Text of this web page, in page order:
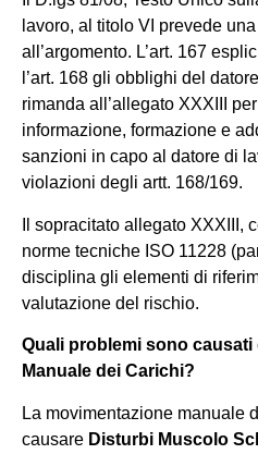
lavoro, al titolo VI prevede
all’argomento. L’art. 167
l’art. 168 gli obblighi del
rimanda all’allegato XXXIII
informazione, formazione e
sanzioni in capo al datore di
violazioni degli artt. 168/169.
Il sopracitato allegato XXXIII,
norme tecniche ISO 11228
disciplina gli elementi di
valutazione del rischio.
Quali problemi sono
Manuale dei Carichi?
La movimentazione manuale
causare Disturbi Muscolo